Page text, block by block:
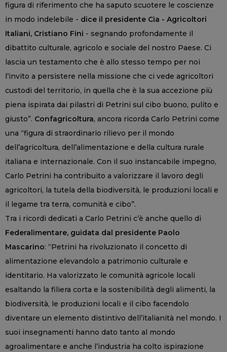
figura di riferimento che ha saputo scuotere le coscienze
in modo indelebile - dice il presidente Cia - Agricoltori
Italiani, Cristiano Fini - segnando profondamente il
dibattito culturale, agricolo e sociale del nostro Paese. Ci
lascia un testamento che è allo stesso tempo per noi
l’invito a persistere nella missione che ci vede agricoltori
custodi del territorio, in quella che è la sua accezione più
piena ispirata dai pilastri di Petrini sul cibo buono, pulito e
giusto”. Confagricoltura, ancora ricorda Carlo Petrini come
una “figura di straordinario rilievo per il mondo
dell’agricoltura, dell’alimentazione e della cultura rurale
italiana e internazionale. Con il suo instancabile impegno,
Carlo Petrini ha contribuito a valorizzare il lavoro degli
agricoltori, la tutela della biodiversità, le produzioni locali e
il legame tra terra, comunità e cibo”.
Tra i ricordi dedicati a Carlo Petrini c’è anche quello di
Federalimentare, guidata dal presidente Paolo
Mascarino: “Petrini ha rivoluzionato il concetto di
alimentazione elevandolo a patrimonio culturale e
identitario. Ha valorizzato le comunità agricole locali
esaltando la filiera corta e la sostenibilità degli alimenti, la
biodiversità, le produzioni locali e il cibo facendolo
diventare un elemento distintivo dell’italianità nel mondo. I
suoi insegnamenti hanno dato tanto al mondo
agroalimentare e anche l’industria ha colto ispirazione